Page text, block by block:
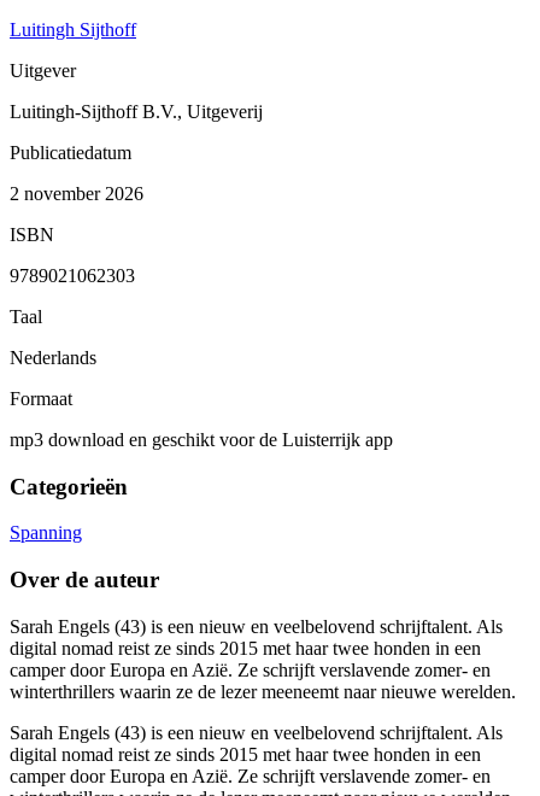
Luitingh Sijthoff
Uitgever
Luitingh-Sijthoff B.V., Uitgeverij
Publicatiedatum
2 november 2026
ISBN
9789021062303
Taal
Nederlands
Formaat
mp3 download en geschikt voor de Luisterrijk app
Categorieën
Spanning
Over de auteur
Sarah Engels (43) is een nieuw en veelbelovend schrijftalent. Als
digital nomad reist ze sinds 2015 met haar twee honden in een
camper door Europa en Azië. Ze schrijft verslavende zomer- en
winterthrillers waarin ze de lezer meeneemt naar nieuwe werelden.
Sarah Engels (43) is een nieuw en veelbelovend schrijftalent. Als
digital nomad reist ze sinds 2015 met haar twee honden in een
camper door Europa en Azië. Ze schrijft verslavende zomer- en